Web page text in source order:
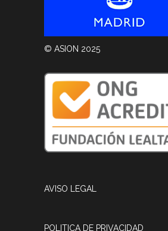
© ASION 2025
AVISO LEGAL
POLITICA DE PRIVACIDAD